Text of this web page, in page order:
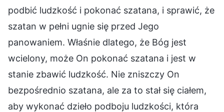
podbić ludzkość i pokonać szatana, i sprawić, że
szatan w pełni ugnie się przed Jego
panowaniem. Właśnie dlatego, że Bóg jest
wcielony, może On pokonać szatana i jest w
stanie zbawić ludzkość. Nie zniszczy On
bezpośrednio szatana, ale za to stał się ciałem,
aby wykonać dzieło podboju ludzkości, która